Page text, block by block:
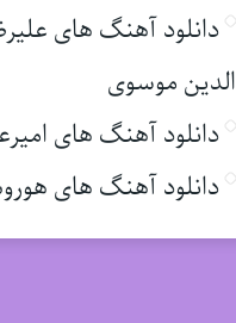
دانلود آهنگ های
الدین موسوی
دانلود آهنگ های
دانلود آهنگ های